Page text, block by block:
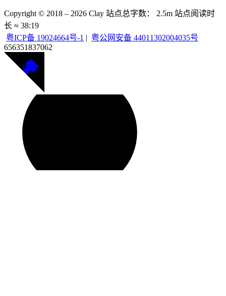
Copyright © 2018 – 2026 Clay 站点总字数： 2.5m 站点阅读时
长 ≈ 38:19
粤ICP备 19024664号-1 | 粤公网安备 44011302004035号
656351837062